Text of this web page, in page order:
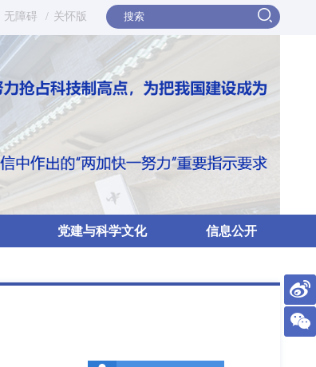
无障碍 / 关怀版
党建与科学文化 信息公开